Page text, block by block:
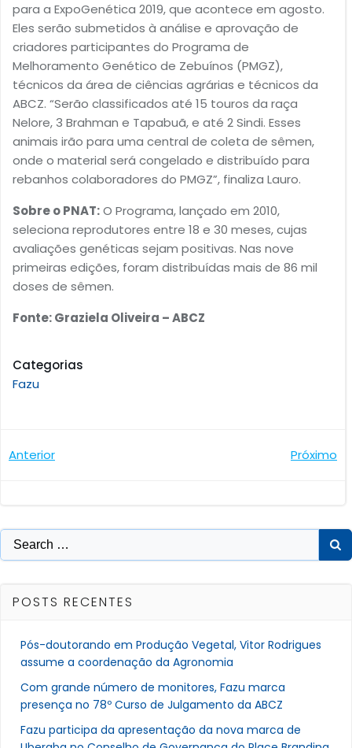
para a ExpoGenética 2019, que acontece em agosto.
Eles serão submetidos à análise e aprovação de
criadores participantes do Programa de
Melhoramento Genético de Zebuínos (PMGZ),
técnicos da área de ciências agrárias e técnicos da
ABCZ. “Serão classificados até 15 touros da raça
Nelore, 3 Brahman e Tapabuã, e até 2 Sindi. Esses
animais irão para uma central de coleta de sêmen,
onde o material será congelado e distribuído para
rebanhos colaboradores do PMGZ”, finaliza Lauro.
Sobre o PNAT:O Programa, lançado em 2010,
seleciona reprodutores entre 18 e 30 meses, cujas
avaliações genéticas sejam positivas. Nas nove
primeiras edições, foram distribuídas mais de 86 mil
doses de sêmen.
Fonte: Graziela Oliveira – ABCZ
Categorias
Fazu
Navegação
Post
Anterior
Post
Próximo
Search
for:
POSTS RECENTES
Pós-doutorando em Produção Vegetal, Vitor Rodrigues
assume a coordenação da Agronomia
Com grande número de monitores, Fazu marca
presença no 78º Curso de Julgamento da ABCZ
Fazu participa da apresentação da nova marca de